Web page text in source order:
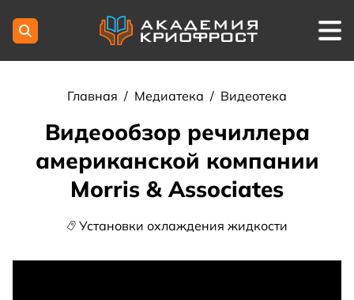
Главная / Медиатека / Видеотека
Видеообзор речиллера
американской компании
Morris & Associates
Установки охлаждения жидкости